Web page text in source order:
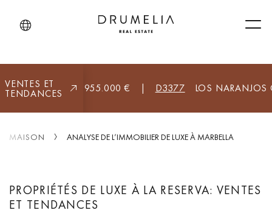
(TOUT) 8.955.000 € D3377 LOS NARANJOS
VENTES ET
TENDANCES
MAISON ANALYSE DE L’IMMOBILIER DE LUXE À MARBELLA
PROPRIÉTÉS DE LUXE À LA RESERVA: VENTES
ET TENDANCES